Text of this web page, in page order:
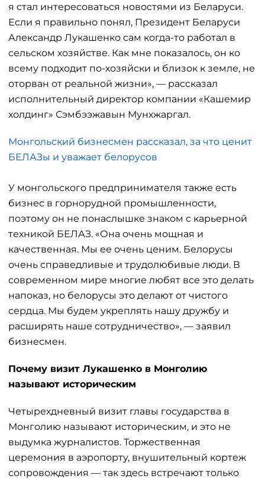
я стал интересоваться новостями из Беларуси.
Если я правильно понял, Президент Беларуси
Александр Лукашенко сам когда-то работал в
сельском хозяйстве. Как мне показалось, он ко
всему подходит по-хозяйски и близок к земле, не
оторван от реальной жизни», — рассказал
исполнительный директор компании «Кашемир
холдинг» Сэмбээжавын Мунхжаргал.
Монгольский бизнесмен рассказал, за что ценит
БЕЛАЗы и уважает белорусов
У монгольского предпринимателя также есть
бизнес в горнорудной промышленности,
поэтому он не понаслышке знаком с карьерной
техникой БЕЛАЗ. «Она очень мощная и
качественная. Мы ее очень ценим. Белорусы
очень справедливые и трудолюбивые люди. В
современном мире многие любят все это делать
напоказ, но белорусы это делают от чистого
сердца. Мы будем укреплять нашу дружбу и
расширять наше сотрудничество», — заявил
бизнесмен.
Почему визит Лукашенко в Монголию
называют историческим
Четырехдневный визит главы государства в
Монголию называют историческим, и это не
выдумка журналистов. Торжественная
церемония в аэропорту, внушительный кортеж
сопровождения — так здесь встречают только